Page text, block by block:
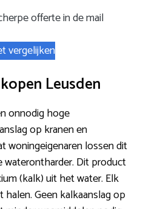
offerte in de mail
vergelijken
Leusden
onnodig hoge
op kranen en
woningeigenaren lossen dit
Dit product
(kalk) uit het water. Elk
Geen kalkaanslag op